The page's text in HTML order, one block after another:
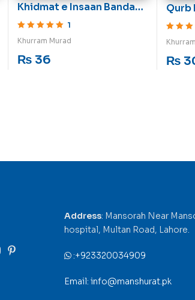
Khidmat e Insaan Bandagi
Rab
1
Khurram Murad
₨ 36
Qurb
Amli
₨
Address: Mansorah Near
hospital, Multan Road, Lahore.
:+923320034909
Email: info@manshurat.pk